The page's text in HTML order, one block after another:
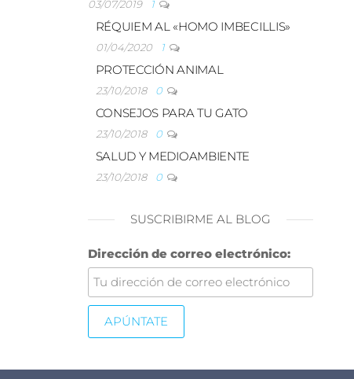
03/07/2019 1
RÉQUIEM AL «HOMO IMBECILLIS»
01/04/2020 1
PROTECCIÓN ANIMAL
23/10/2018 0
CONSEJOS PARA TU GATO
23/10/2018 0
SALUD Y MEDIOAMBIENTE
23/10/2018 0
SUSCRIBIRME AL BLOG
Dirección de correo electrónico: